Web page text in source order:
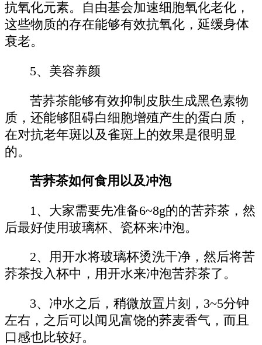
抗氧化元素。自由基会加速细胞氧化老化，
这些物质的存在能够有效抗氧化，延缓身体
衰老。
5、美容养颜
苦荞茶能够有效抑制皮肤生成黑色素物
质，还能够阻碍白细胞增殖产生的蛋白质，
在对抗老年斑以及雀斑上的效果是很明显
的。
苦荞茶如何食用以及冲泡
1、大家需要先准备6~8g的的苦荞茶，然
后最好使用玻璃杯、瓷杯来冲泡。
2、用开水将玻璃杯烫洗干净，然后将苦
荞茶投入杯中，用开水来冲泡苦荞茶了。
3、冲水之后，稍微放置片刻，3~5分钟
左右，之后可以闻见富饶的荞麦香气，而且
口感也比较好。